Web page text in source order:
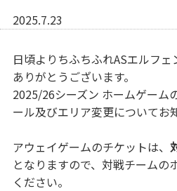
2025.7.23
日頃よりちふちふれASエルフェ
ありがとうございます。
2025/26シーズン ホームゲーム
ール及びエリア変更についてお
アウェイゲームのチケットは、
となりますので、対戦チームの
ください。